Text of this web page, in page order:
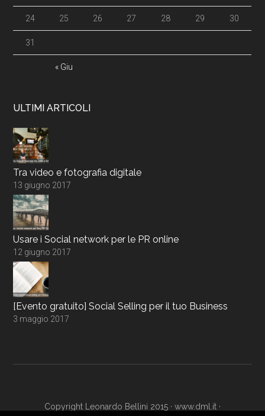
« Giu
24 25 26 27 28 29 30
31
ULTIMI ARTICOLI
Tra video e fotografia digitale
13 giugno 2017
Usare i Social network per le PR online
12 giugno 2017
[Evento gratuito] Social Selling per il tuo Business
3 maggio 2017
Copyright Leonardo Bellini 2015 · www.dml.it ·